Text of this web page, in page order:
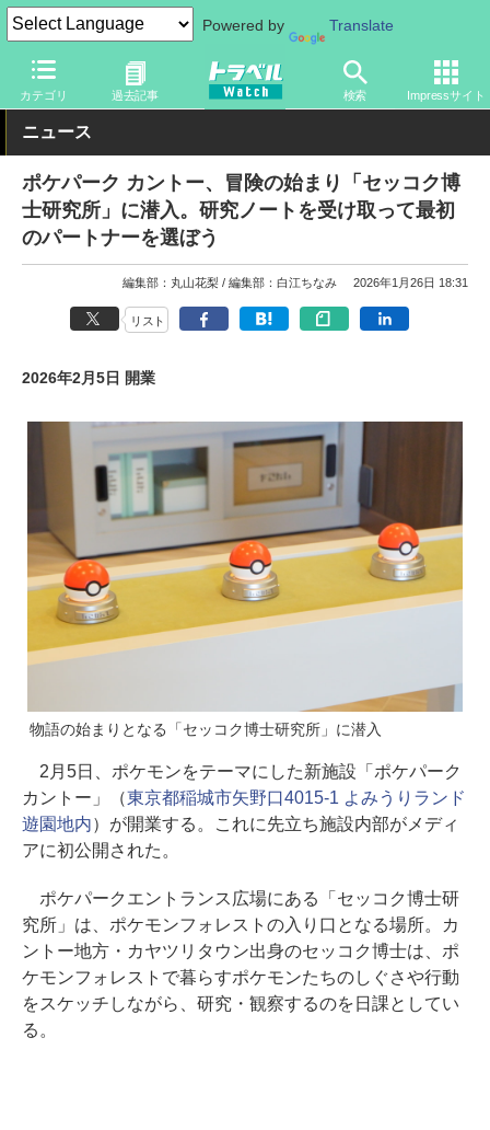
Powered by Translate
カテゴリ 過去記事 検索 Impressサイト
トラベル Watch 旅の情報 観光地 テーマパーク
ニュース
ポケパーク カントー、冒険の始まり「セッコク博
士研究所」に潜入。研究ノートを受け取って最初
のパートナーを選ぼう
編集部：丸山花梨 編集部：白江ちなみ 2026年1月26日 18:31
リスト
2026年2月5日 開業
物語の始まりとなる「セッコク博士研究所」に潜入
2月5日、ポケモンをテーマにした新施設「ポケパーク
カントー」（東京都稲城市矢野口4015-1 よみうりランド
遊園地内）が開業する。これに先立ち施設内部がメディ
アに初公開された。
ポケパークエントランス広場にある「セッコク博士研
究所」は、ポケモンフォレストの入り口となる場所。カ
ントー地方・カヤツリタウン出身のセッコク博士は、ポ
ケモンフォレストで暮らすポケモンたちのしぐさや行動
をスケッチしながら、研究・観察するのを日課としてい
る。